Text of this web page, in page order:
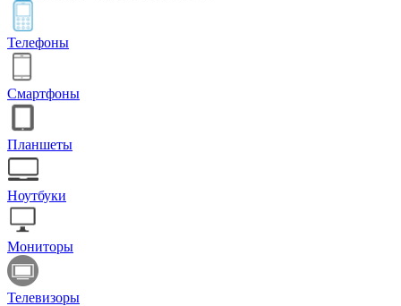
Телефоны
Смартфоны
Планшеты
Ноутбуки
Мониторы
Телевизоры